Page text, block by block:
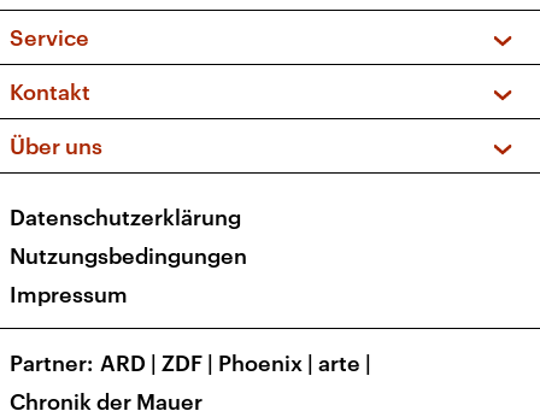
Sendungen und Podcasts
Musikliste
Kakadu – Das Kinderprogramm
Frequenzen (UKW + DAB+)
Service
FAQ
Apps
Newsletter
Veranstaltungen
Kontakt
Social Media
Über uns
Presse
Karriere
Transparenz
Datenschutzerklärung
Nutzungsbedingungen
Impressum
Partner ARD | ZDF | Phoenix | arte |
Chronik der Mauer